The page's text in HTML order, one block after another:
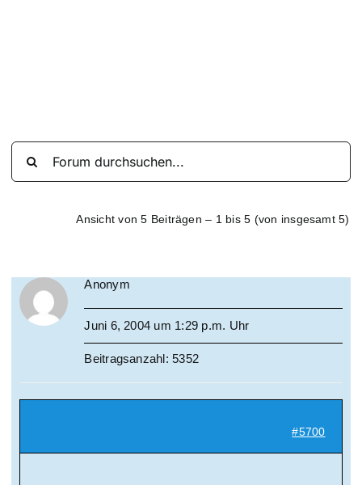
Ansicht von 5 Beiträgen – 1 bis 5 (von insgesamt 5)
Anonym
Juni 6, 2004 um 1:29 p.m. Uhr
Beitragsanzahl: 5352
#5700